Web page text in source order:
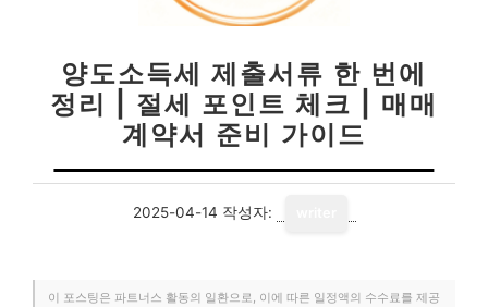
양도소득세 제출서류 한 번에
정리 | 절세 포인트 체크 | 매매
계약서 준비 가이드
2025-04-14 작성자:
이 포스팅은 파트너스 활동의 일환으로, 이에 따른 일정액의 수수료를 제공